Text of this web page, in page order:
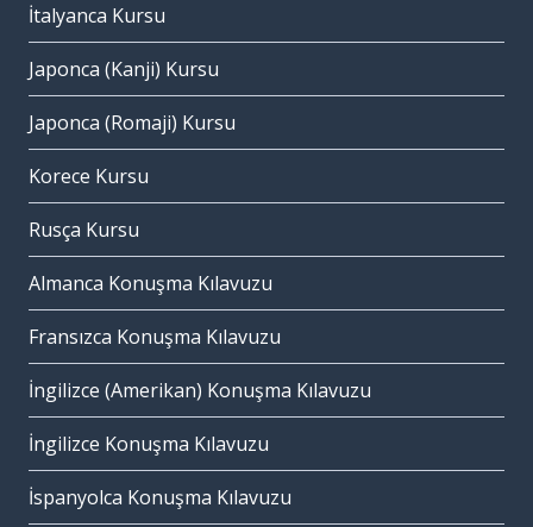
İtalyanca Kursu
Japonca (Kanji) Kursu
Japonca (Romaji) Kursu
Korece Kursu
Rusça Kursu
Almanca Konuşma Kılavuzu
Fransızca Konuşma Kılavuzu
İngilizce (Amerikan) Konuşma Kılavuzu
İngilizce Konuşma Kılavuzu
İspanyolca Konuşma Kılavuzu